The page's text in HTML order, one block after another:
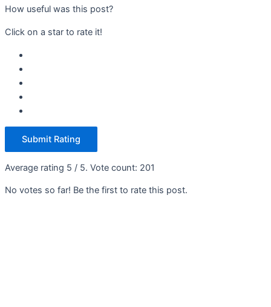
How useful was this post?
Click on a star to rate it!
Submit Rating
Average rating 5 / 5. Vote count: 201
No votes so far! Be the first to rate this post.